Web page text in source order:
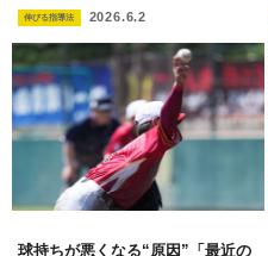
伸びる指導法 2026.6.2
球持ちが悪くなる“原因”「最近の